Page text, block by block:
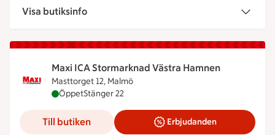
Visa butiksinfo
Maxi ICA Stormarknad Västra Hamnen
Masttorget 12, Malmö
Maxi ICA Stormarknad Västra Hamnen är öppen
ÖppetStänger 22
Till butiken Erbjudanden